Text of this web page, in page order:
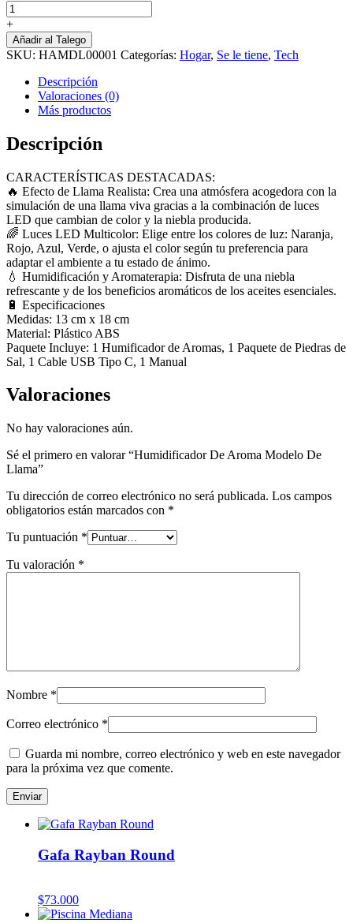
Humidificador
De
Aroma
Modelo
De
Llama
cantidad
+
Añadir al Talego
SKU: HAMDL00001 Categorías: Hogar, Se le tiene, Tech
Descripción
Valoraciones (0)
Más productos
Descripción
CARACTERÍSTICAS DESTACADAS:
🔥 Efecto de Llama Realista: Crea una atmósfera acogedora con la
simulación de una llama viva gracias a la combinación de luces
LED que cambian de color y la niebla producida.
🌈 Luces LED Multicolor: Elige entre los colores de luz: Naranja,
Rojo, Azul, Verde, o ajusta el color según tu preferencia para
adaptar el ambiente a tu estado de ánimo.
💧 Humidificación y Aromaterapia: Disfruta de una niebla
refrescante y de los beneficios aromáticos de los aceites esenciales.
🔋 Especificaciones
Medidas: 13 cm x 18 cm
Material: Plástico ABS
Paquete Incluye: 1 Humificador de Aromas, 1 Paquete de Piedras de
Sal, 1 Cable USB Tipo C, 1 Manual
Valoraciones
No hay valoraciones aún.
Sé el primero en valorar “Humidificador De Aroma Modelo De
Llama”
Tu dirección de correo electrónico no será publicada. Los campos
obligatorios están marcados con *
Tu puntuación *
Tu valoración *
Nombre *
Correo electrónico *
Guarda mi nombre, correo electrónico y web en este navegador
para la próxima vez que comente.
Gafa Rayban Round
$73.000